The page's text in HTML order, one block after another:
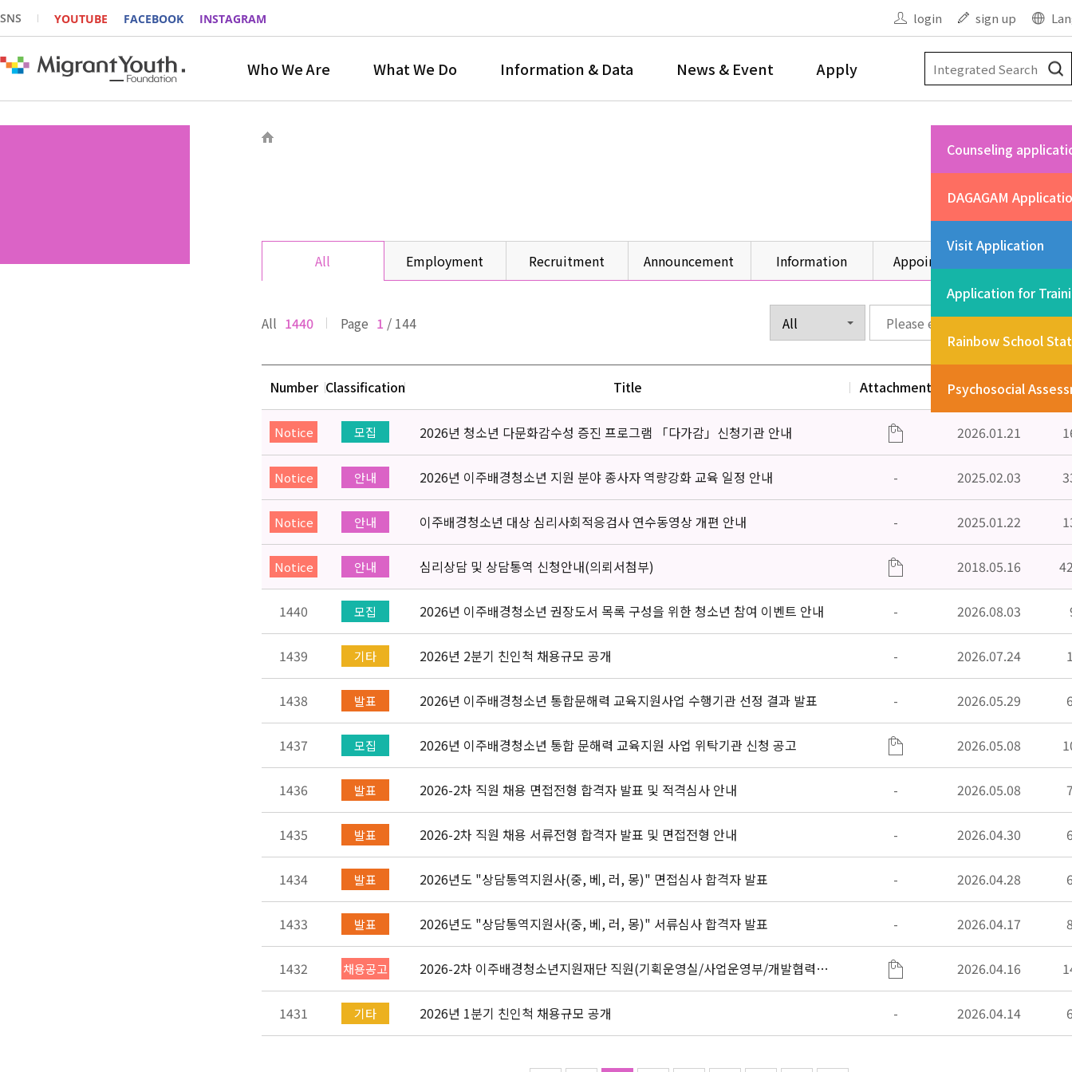
SNS YOUTUBE FACEBOOK INSTAGRAM login sign up
Who We Are What We Do Information & Data News & Event Apply
Counseling
DAGAGAM
Visit Application
Application for
Rainbow School
Psychosocial
All Employment Recruitment Announcement Information Appointment
All 1440 Page 1 / 144
Number Classification Title Attachment Date
Notice 모집 2026년 청소년 다문화감수성 증진 프로그램 「다가감」신청기관 안내 2026.01.21
Notice 안내 2026년 이주배경청소년 지원 분야 종사자 역량강화 교육 일정 안내 - 2025.02.03
Notice 안내 이주배경청소년 대상 심리사회적응검사 연수동영상 개편 안내 - 2025.01.22
Notice 안내 심리상담 및 상담통역 신청안내(의뢰서첨부) 2018.05.16
1440 모집 2026년 이주배경청소년 권장도서 목록 구성을 위한 청소년 참여 이벤트 안내 - 2026.08.03
1439 기타 2026년 2분기 친인척 채용규모 공개 - 2026.07.24
1438 발표 2026년 이주배경청소년 통합문해력 교육지원사업 수행기관 선정 결과 발표 - 2026.05.29
1437 모집 2026년 이주배경청소년 통합 문해력 교육지원 사업 위탁기관 신청 공고 2026.05.08
1436 발표 2026-2차 직원 채용 면접전형 합격자 발표 및 적격심사 안내 - 2026.05.08
1435 발표 2026-2차 직원 채용 서류전형 합격자 발표 및 면접전형 안내 - 2026.04.30
1434 발표 2026년도 "상담통역지원사(중, 베, 러, 몽)" 면접심사 합격자 발표 - 2026.04.28
1433 발표 2026년도 "상담통역지원사(중, 베, 러, 몽)" 서류심사 합격자 발표 - 2026.04.17
1432 채용공고
2026-2차 이주배경청소년지원재단 직원(기획운영실/사업운영부/개발협력부)
채용공고 (~4/26)
2026.04.16
1431 기타 2026년 1분기 친인척 채용규모 공개 - 2026.04.14